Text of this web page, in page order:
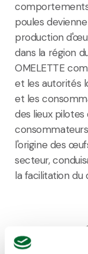
poules
production
dans la région
OMELETTE
et les autorités
et les
des lieux
l'origine des
secteur,
la facilitation du